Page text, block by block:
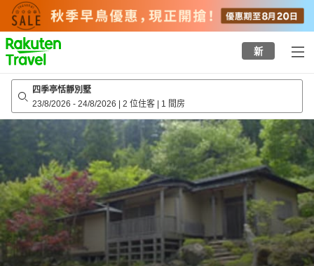
to
top
page
新
四季亭恬靜別墅
23/8/2026 - 24/8/2026 | 2 位住客 | 1 間房